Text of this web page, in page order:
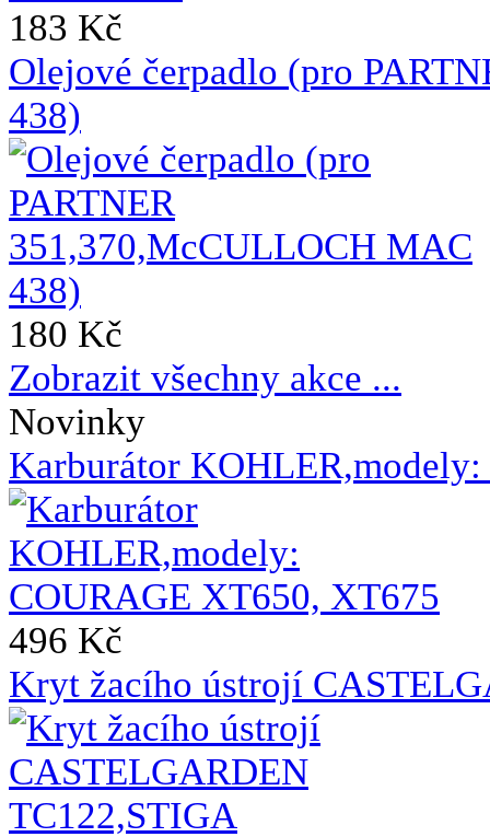
183 Kč
Olejové čerpadlo (pro
438)
180 Kč
Zobrazit všechny akce ...
Novinky
Karburátor
496 Kč
Kryt žacího ústrojí